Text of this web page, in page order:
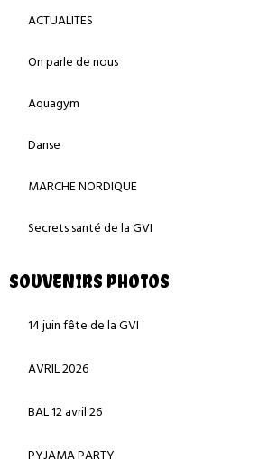
ACTUALITES
On parle de nous
Aquagym
Danse
MARCHE NORDIQUE
Secrets santé de la GVI
SOUVENIRS PHOTOS
14 juin fête de la GVI
AVRIL 2026
BAL 12 avril 26
PYJAMA PARTY